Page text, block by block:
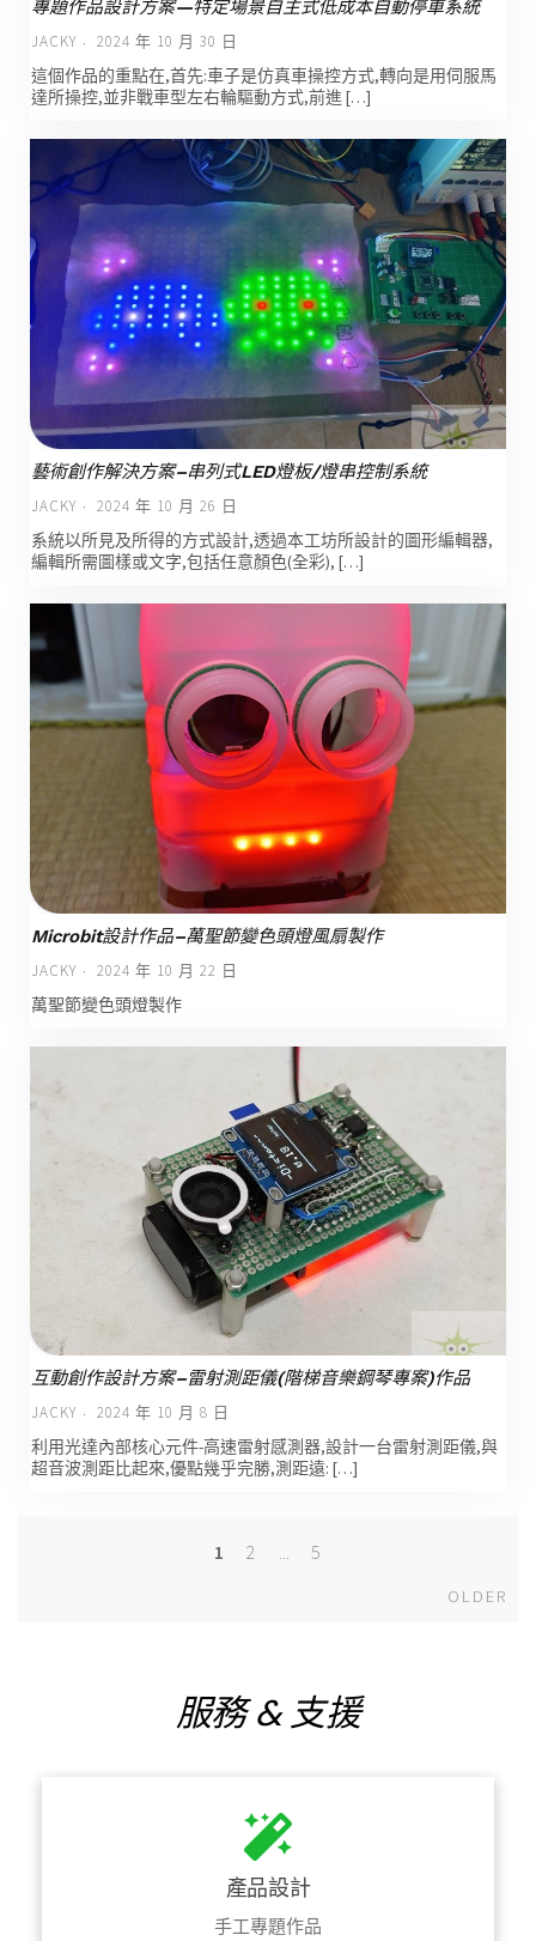
專題作品設計方案—特定場景自主式低成本自動停車系統
JACKY 2024 年 10 月 30 日
這個作品的重點在,首先:車子是仿真車操控方式,轉向是用伺服馬
達所操控,並非戰車型左右輪驅動方式,前進 […]
藝術創作解決方案–串列式LED燈板/燈串控制系統
JACKY 2024 年 10 月 26 日
系統以所見及所得的方式設計,透過本工坊所設計的圖形編輯器,
編輯所需圖樣或文字,包括任意顏色(全彩), […]
Microbit設計作品–萬聖節變色頭燈風扇製作
JACKY 2024 年 10 月 22 日
萬聖節變色頭燈製作
互動創作設計方案–雷射測距儀(階梯音樂鋼琴專案)作品
JACKY 2024 年 10 月 8 日
利用光達內部核心元件-高速雷射感測器,設計一台雷射測距儀,與
超音波測距比起來,優點幾乎完勝,測距遠: […]
1 2
5
OLDER
服務 & 支援
產品設計
手工專題作品